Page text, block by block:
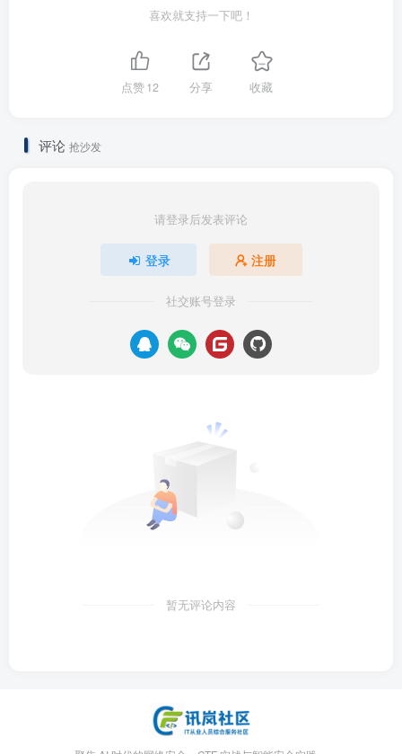
喜欢就支持一下吧！
点赞12 分享 收藏
评论 抢沙发
请登录后发表评论
登录 注册
社交账号登录
暂无评论内容